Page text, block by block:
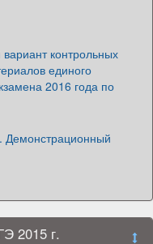
контрольных
единого
2016 года по
Демонстрационный
2015 г.